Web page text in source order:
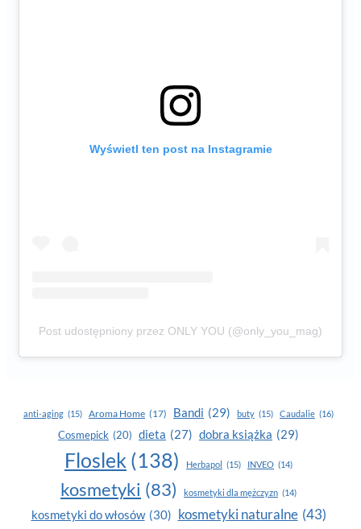
Wyświetl ten post na Instagramie
Post udostępniony przez ONLY YOU (@only_you_mag)
anti-aging (15) Aroma Home (17) Bandi (29) buty (15) Caudalie (16)
Cosmepick (20) dieta (27) dobra książka (29)
Floslek (138) Herbapol (15) INVEO (14)
kosmetyki (83) kosmetyki dla mężczyzn (14)
kosmetyki do włosów (30) kosmetyki naturalne (43)